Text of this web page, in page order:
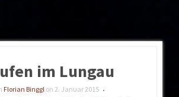
im Lungau
Florian Binggl on 2. Januar 2015 •